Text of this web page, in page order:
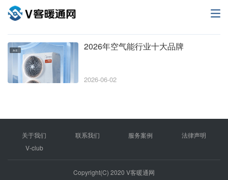
热泵 2026年空气能行业十大品牌
2026-06-02
关于我们 联系我们 服务案例
法律声明
V-club
Copyright(C) 2020 V客暖通网